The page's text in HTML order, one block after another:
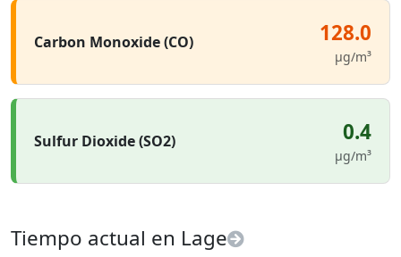
Carbon Monoxide (CO) 128.0
µg/m³
Sulfur Dioxide (SO2) 0.4
µg/m³
Tiempo actual en Lage